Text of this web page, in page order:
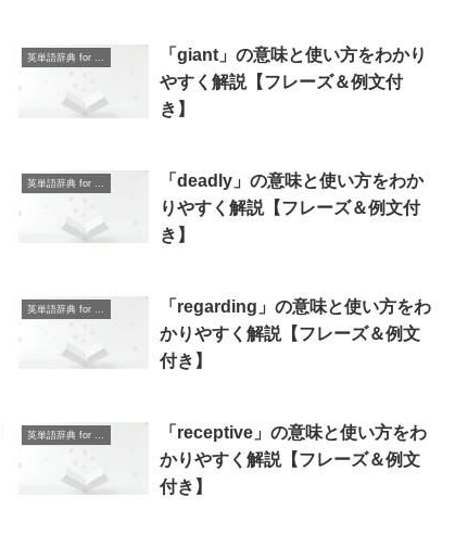
英単語辞典 for Beginners
「giant」の意味と使い方をわかり
やすく解説【フレーズ＆例文付
き】
英単語辞典 for Beginners
「deadly」の意味と使い方をわか
りやすく解説【フレーズ＆例文付
き】
「regarding」の意味と使い方をわ
かりやすく解説【フレーズ＆例文
付き】
「receptive」の意味と使い方をわ
かりやすく解説【フレーズ＆例文
付き】